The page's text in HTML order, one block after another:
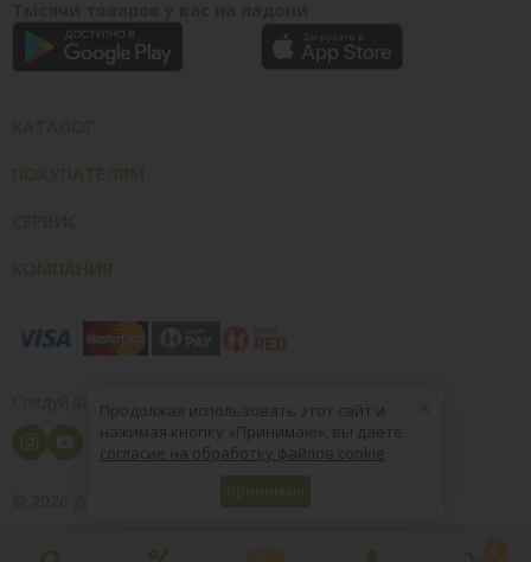
Следуй за нами
8 (800) 004-09-40
0
×
Продолжая использовать этот сайт и
нажимая кнопку «Принимаю», вы даете
согласие на обработку файлов cookie
Принимаю